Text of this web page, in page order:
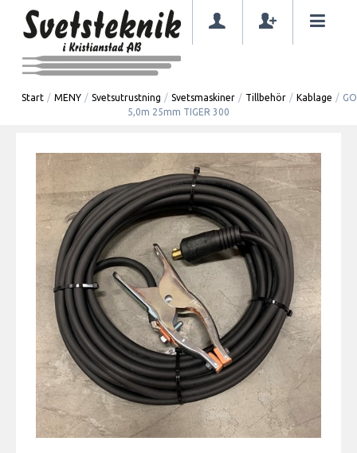
Start / MENY / Svetsutrustning / Svetsmaskiner / Tillbehör / Kablage /
5,0m 25mm TIGER 300